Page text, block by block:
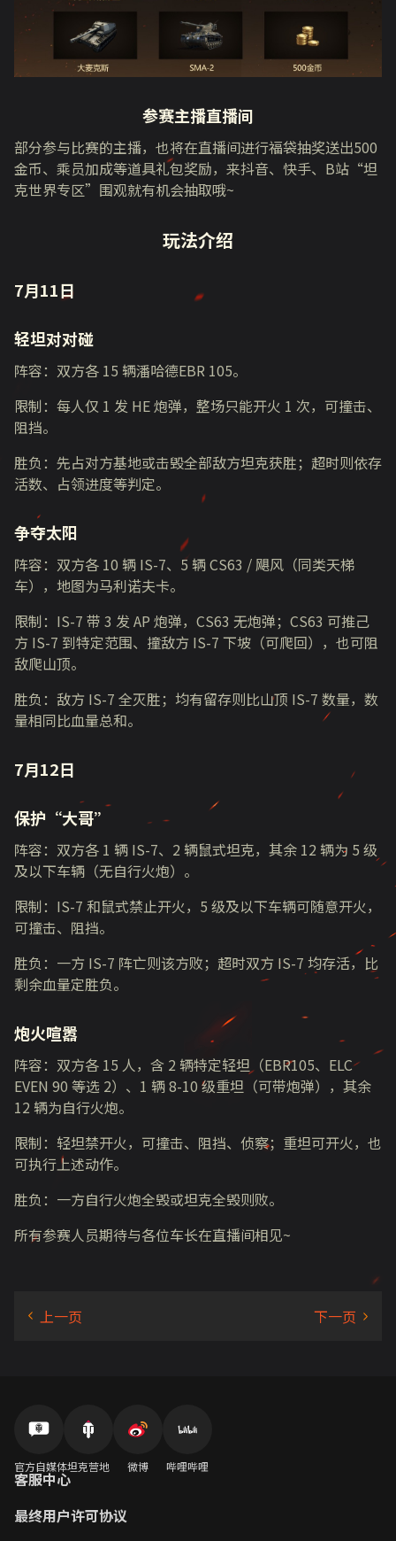
参赛主播直播间
部分参与比赛的主播，也将在直播间进行福袋抽奖送出500
金币、乘员加成等道具礼包奖励，来抖音、快手、B站“坦
克世界专区”围观就有机会抽取哦~
玩法介绍
7月11日
轻坦对对碰
阵容：双方各 15 辆潘哈德EBR 105。​
限制：每人仅 1 发 HE 炮弹，整场只能开火 1 次，可撞击、
阻挡。​
胜负：先占对方基地或击毁全部敌方坦克获胜；超时则依存
活数、占领进度等判定。
争夺太阳​
阵容：双方各 10 辆 IS-7、5 辆 CS63 / 飓风（同类天梯
车），地图为马利诺夫卡。​
限制：IS-7 带 3 发 AP 炮弹，CS63 无炮弹；CS63 可推己
方 IS-7 到特定范围、撞敌方 IS-7 下坡（可爬回），也可阻
敌爬山顶。​
胜负：敌方 IS-7 全灭胜；均有留存则比山顶 IS-7 数量，数
量相同比血量总和。​
7月12日
保护“大哥”
阵容：双方各 1 辆 IS-7、2 辆鼠式坦克，其余 12 辆为 5 级
及以下车辆（无自行火炮）。​
限制：IS-7 和鼠式禁止开火，5 级及以下车辆可随意开火，
可撞击、阻挡。​
胜负：一方 IS-7 阵亡则该方败；超时双方 IS-7 均存活，比
剩余血量定胜负。​
炮火喧嚣​
阵容：双方各 15 人，含 2 辆特定轻坦（EBR105、ELC
EVEN 90 等选 2）、1 辆 8-10 级重坦（可带炮弹），其余
12 辆为自行火炮。​
限制：轻坦禁开火，可撞击、阻挡、侦察；重坦可开火，也
可执行上述动作。​
胜负：一方自行火炮全毁或坦克全毁则败。​
所有参赛人员期待与各位车长在直播间相见~
官方自媒体坦克营地 微博 哔哩哔哩
客服中心
最终用户许可协议